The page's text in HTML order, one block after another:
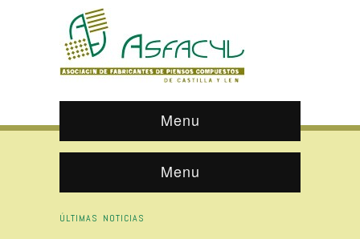
Menu
Menu
ÚLTIMAS NOTICIAS